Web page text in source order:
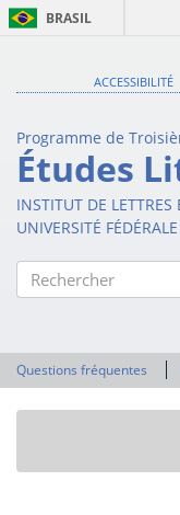
BRASIL
ACCESSIBILITÉ
Programme de
Études
INSTITUT DE
UNIVERSITÉ
Questions fréquentes